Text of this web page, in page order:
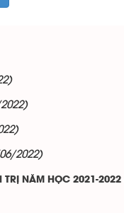
2022)
TRỊ NĂM HỌC 2021-2022